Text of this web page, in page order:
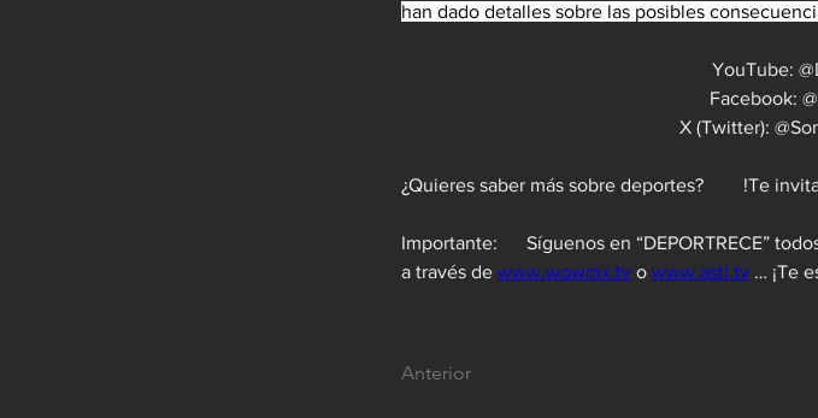
han dado detalles sobre las posibles
YouTube:
Facebook:
X (Twitter):
¿Quieres saber más
Importante:      Síguenos en “DEPORTRECE”
a través de www.wowmx.tv o www.astl.tv … ¡Te
Anterior